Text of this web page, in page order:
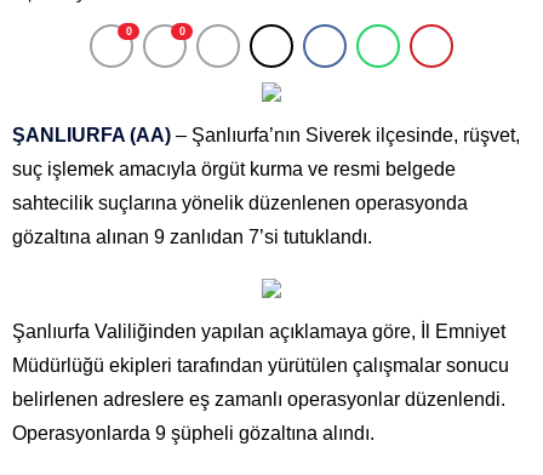
0 0
ŞANLIURFA (AA) – Şanlıurfa’nın Siverek ilçesinde, rüşvet,
suç işlemek amacıyla örgüt kurma ve resmi belgede
sahtecilik suçlarına yönelik düzenlenen operasyonda
gözaltına alınan 9 zanlıdan 7’si tutuklandı.
Şanlıurfa Valiliğinden yapılan açıklamaya göre, İl Emniyet
Müdürlüğü ekipleri tarafından yürütülen çalışmalar sonucu
belirlenen adreslere eş zamanlı operasyonlar düzenlendi.
Operasyonlarda 9 şüpheli gözaltına alındı.